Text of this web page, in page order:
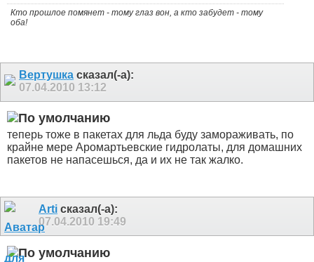
Кто прошлое помянет - тому глаз вон, а кто забудет - тому
оба!
Вертушка сказал(-а):
07.04.2010 13:12
теперь тоже в пакетах для льда буду замораживать, по
крайне мере Аромартьевские гидролаты, для домашних
пакетов не напасешься, да и их не так жалко.
Arti сказал(-а):
07.04.2010 19:49